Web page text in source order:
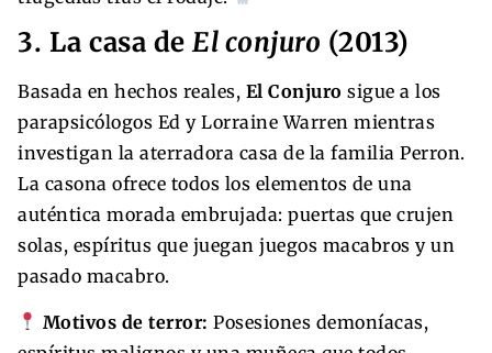
3. La casa de El conjuro (2013)
Basada en hechos reales, El Conjuro sigue a los
parapsicólogos Ed y Lorraine Warren mientras
investigan la aterradora casa de la familia Perron.
La casona ofrece todos los elementos de una
auténtica morada embrujada: puertas que crujen
solas, espíritus que juegan juegos macabros y un
pasado macabro.
Motivos de terror: Posesiones demoníacas,